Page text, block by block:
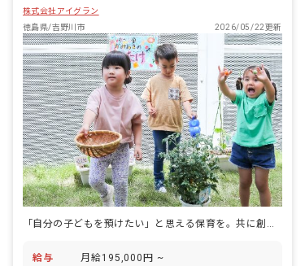
株式会社アイグラン
徳島県/吉野川市
2026/05/22更新
給与 月給195,000円 ~